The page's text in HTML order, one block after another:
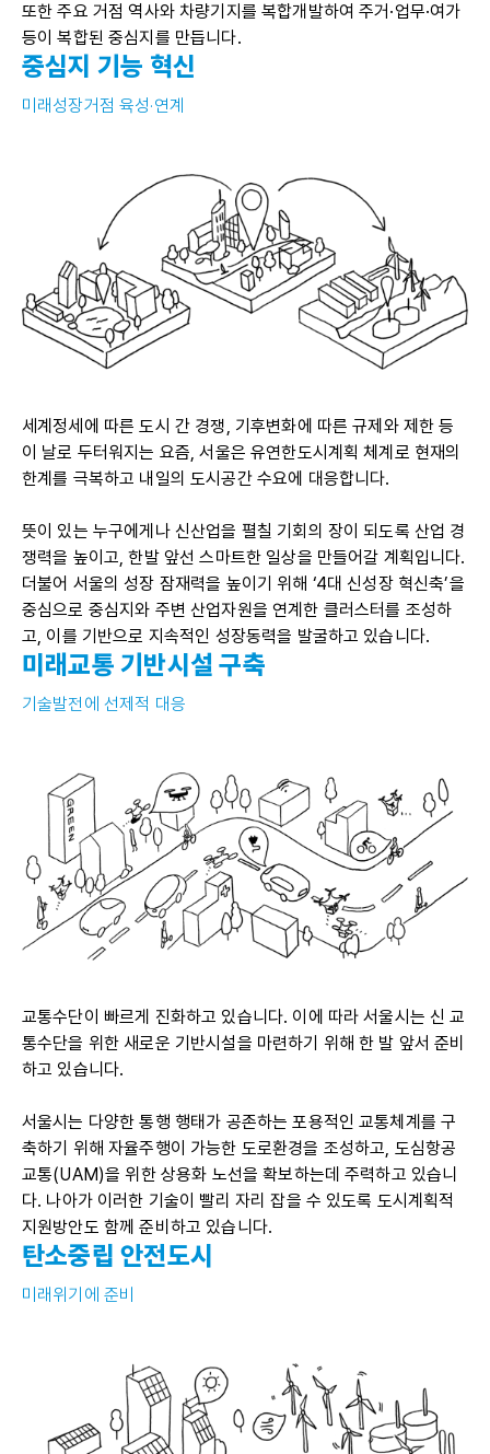
또한 주요 거점 역사와 차량기지를 복합개발하여 주거·업무·여가
등이 복합된 중심지를 만듭니다.
중심지 기능 혁신
미래성장거점 육성·연계
세계정세에 따른 도시 간 경쟁, 기후변화에 따른 규제와 제한 등
이 날로 두터워지는 요즘, 서울은 유연한도시계획 체계로 현재의
한계를 극복하고 내일의 도시공간 수요에 대응합니다.
뜻이 있는 누구에게나 신산업을 펼칠 기회의 장이 되도록 산업 경
쟁력을 높이고, 한발 앞선 스마트한 일상을 만들어갈 계획입니다.
더불어 서울의 성장 잠재력을 높이기 위해 ‘4대 신성장 혁신축’을
중심으로 중심지와 주변 산업자원을 연계한 클러스터를 조성하
고, 이를 기반으로 지속적인 성장동력을 발굴하고 있습니다.
미래교통 기반시설 구축
기술발전에 선제적 대응
교통수단이 빠르게 진화하고 있습니다. 이에 따라 서울시는 신 교
통수단을 위한 새로운 기반시설을 마련하기 위해 한 발 앞서 준비
하고 있습니다.
서울시는 다양한 통행 행태가 공존하는 포용적인 교통체계를 구
축하기 위해 자율주행이 가능한 도로환경을 조성하고, 도심항공
교통(UAM)을 위한 상용화 노선을 확보하는데 주력하고 있습니
다. 나아가 이러한 기술이 빨리 자리 잡을 수 있도록 도시계획적
지원방안도 함께 준비하고 있습니다.
탄소중립 안전도시
미래위기에 준비